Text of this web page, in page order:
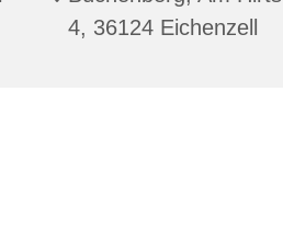
4, 36124 Eichenzell